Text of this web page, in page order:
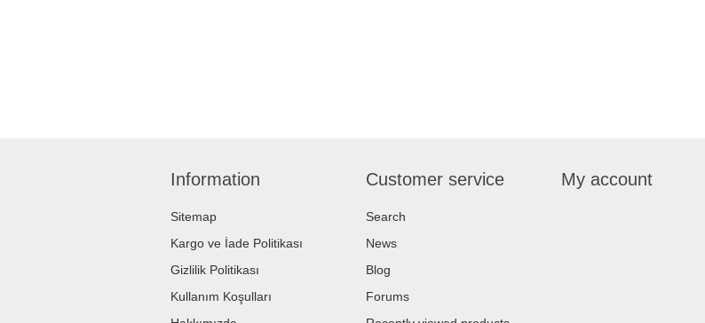
Information
Sitemap
Kargo ve İade Politikası
Gizlilik Politikası
Kullanım Koşulları
Customer service
Search
News
Blog
Forums
My account